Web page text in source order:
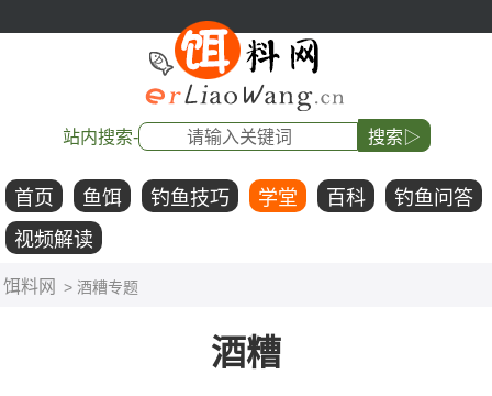
站内搜索- 搜索▷
首页 鱼饵 钓鱼技巧 学堂 百科
钓鱼问答
视频解读
饵料网 > 酒糟专题
酒糟